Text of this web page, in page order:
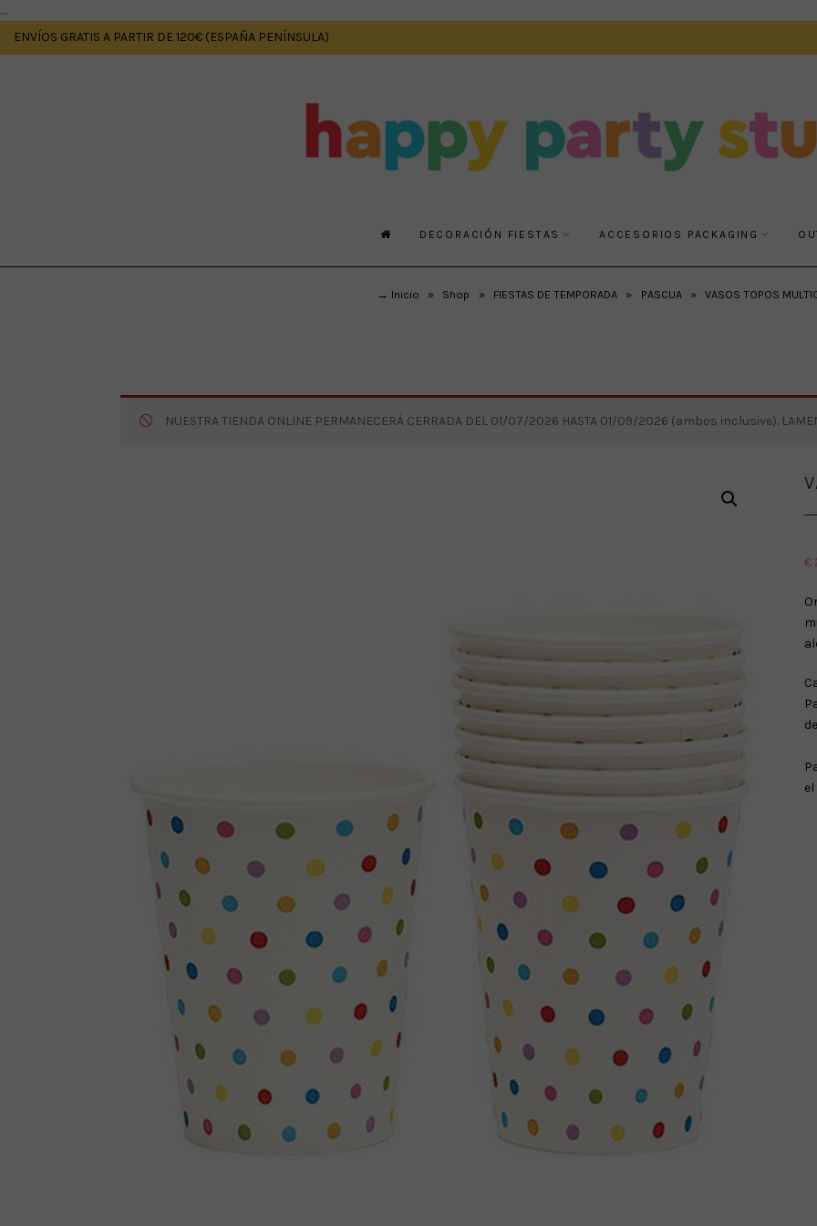
....
ENVÍOS GRATIS A PARTIR DE 120€ (ESPAÑA PENÍNSULA)
DECORACIÓN FIESTAS ACCESORIOS PACKAGING
→ Inicio » Shop » FIESTAS DE TEMPORADA » PASCUA » VASOS TOPOS
NUESTRA TIENDA ONLINE PERMANECERÁ CERRADA DEL 01/07/2026 HASTA 01/09/2026 (ambos inclusive).
€